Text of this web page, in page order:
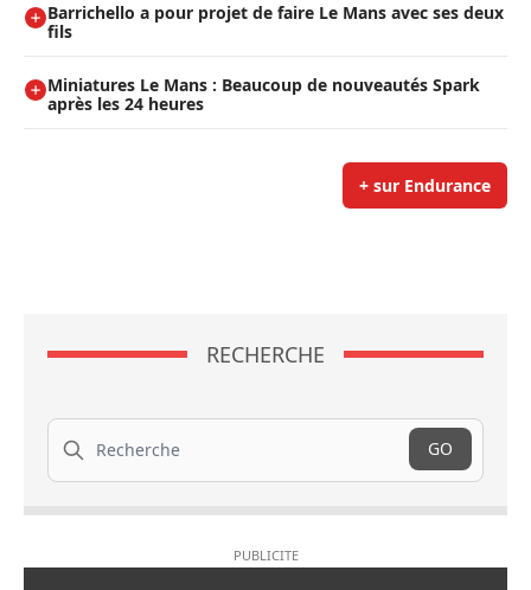
Barrichello a pour projet de faire Le Mans avec ses deux
fils
Miniatures Le Mans : Beaucoup de nouveautés Spark
après les 24 heures
+ sur Endurance
RECHERCHE
Recherche
GO